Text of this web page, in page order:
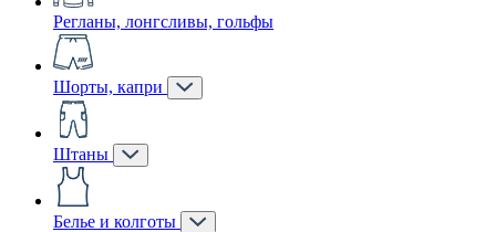
Регланы, лонгсливы, гольфы
Шорты, капри
Штаны
Белье и колготы